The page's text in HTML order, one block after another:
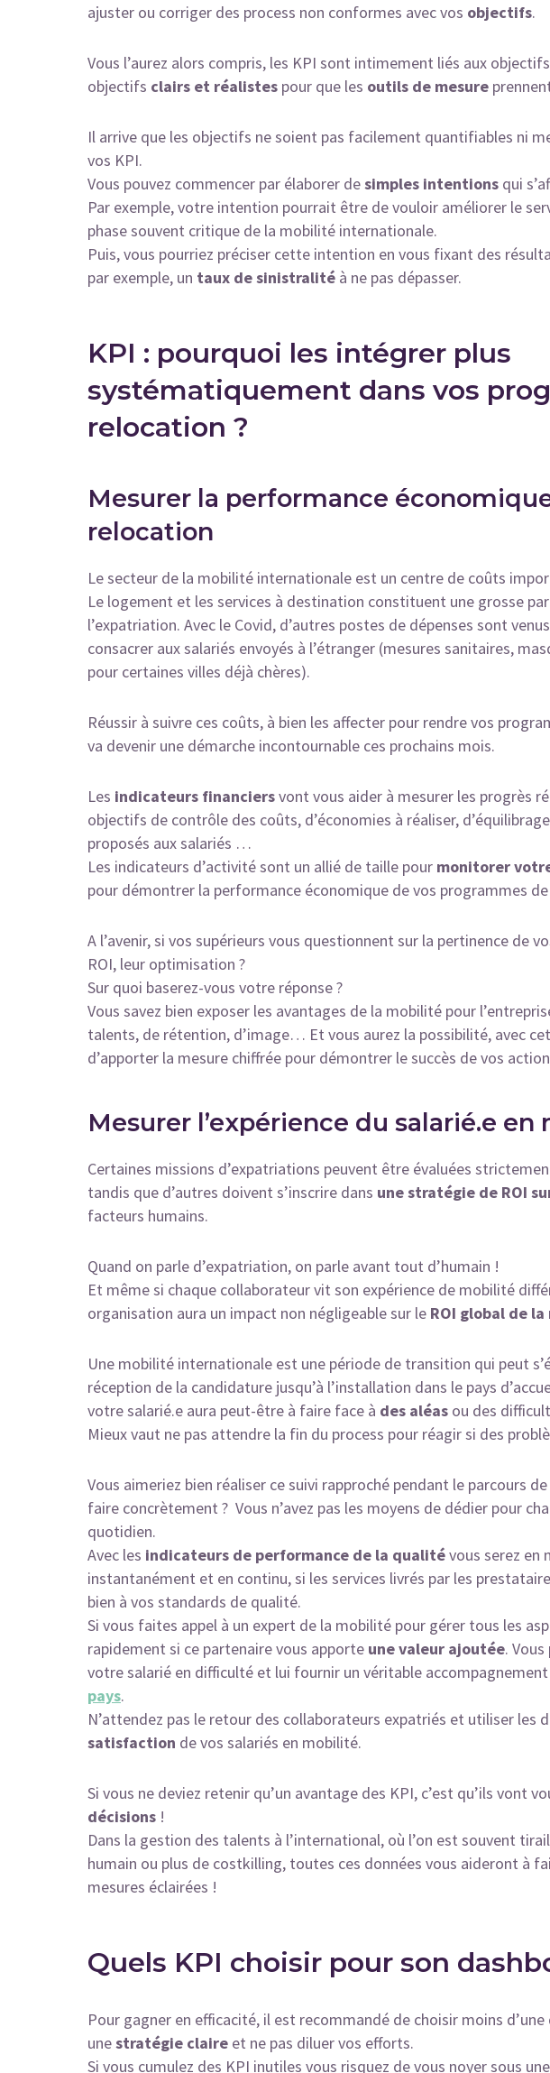
ajuster ou corriger des process non conformes avec vos objectifs.
Vous l’aurez alors compris, les KPI sont intimement liés aux
objectifs clairs et réalistes pour que les outils de mesure
Il arrive que les objectifs ne soient pas facilement quantifiables ni
vos KPI.
Vous pouvez commencer par élaborer desimples intentions qui
Par exemple, votre intention pourrait être de vouloir améliorer le
phase souvent critique de la mobilité internationale.
Puis, vous pourriez préciser cette intention en vous fixant des
par exemple, un taux de sinistralité à ne pas dépasser.
KPI : pourquoi les intégrer plus
systématiquement dans vos
relocation ?
Mesurer la performance
relocation
Le secteur de la mobilité internationale est un centre de coûts
Le logement et les services à destination constituent une grosse
l’expatriation. Avec le Covid, d’autres postes de dépenses sont
consacrer aux salariés envoyés à l’étranger (mesures sanitaires,
pour certaines villes déjà chères).
Réussir à suivre ces coûts, à bien les affecter pour rendre vos
va devenir une démarche incontournable ces prochains mois.
Les indicateurs financiersvont vous aider à mesurer les progrès
objectifs de contrôle des coûts, d’économies à réaliser,
proposés aux salariés …
Les indicateurs d’activité sont un allié de taille pour monitorer
pour démontrer la performance économique de vos programmes
A l’avenir, si vos supérieurs vous questionnent sur la pertinence de
ROI, leur optimisation ?
Sur quoi baserez-vous votre réponse ?
Vous savez bien exposer les avantages de la mobilité pour
talents, de rétention, d’image… Et vous aurez la possibilité, avec
d’apporter la mesure chiffrée pour démontrer le succès de vos
Mesurer l’expérience du salarié.e
Certaines missions d’expatriations peuvent être évaluées
tandis que d’autres doivent s’inscrire dans une stratégie de ROI
facteurs humains.
Quand on parle d’expatriation, on parle avant tout d’humain !
Et même si chaque collaborateur vit son expérience de mobilité
organisation aura un impact non négligeable sur le ROI global de la
Une mobilité internationale est une période de transition qui peut
réception de la candidature jusqu’à l’installation dans le pays
votre salarié.e aura peut-être à faire face à des aléas ou des
Mieux vaut ne pas attendre la fin du process pour réagir si des
Vous aimeriez bien réaliser ce suivi rapproché pendant le parcours
faire concrètement ? Vous n’avez pas les moyens de dédier pour
quotidien.
Avec les indicateurs de performance de la qualitévous serez en
instantanément et en continu, si les services livrés par les
bien à vos standards de qualité.
Si vous faites appel à un expert de la mobilité pour gérer tous les
rapidement si ce partenaire vous apporte une valeur ajoutée.
votre salarié en difficulté et lui fournir un véritable
pays.
N’attendez pas le retour des collaborateurs expatriés et utiliser les
satisfaction de vos salariés en mobilité.
Si vous ne deviez retenir qu’un avantage des KPI, c’est qu’ils vont
décisions !
Dans la gestion des talents à l’international, où l’on est souvent
humain ou plus de costkilling, toutes ces données vous aideront à
mesures éclairées !
Quels KPI choisir pour son
Pour gagner en efficacité, il est recommandé de choisir moins
unestratégie claire et ne pas diluer vos efforts.
Si vous cumulez des KPI inutiles vous risquez de vous noyer sous